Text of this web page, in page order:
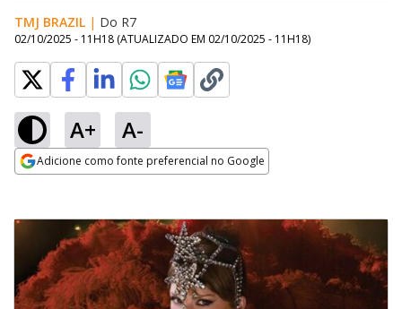
TMJ BRAZIL | Do R7
02/10/2025 - 11H18 (ATUALIZADO EM 02/10/2025 - 11H18)
A+ A-
Adicione como fonte preferencial no Google